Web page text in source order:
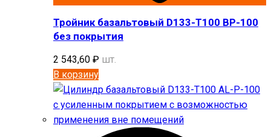
Тройник базальтовый D133-T100 BP-100
без покрытия
2 543,60 ₽ шт.
В корзину